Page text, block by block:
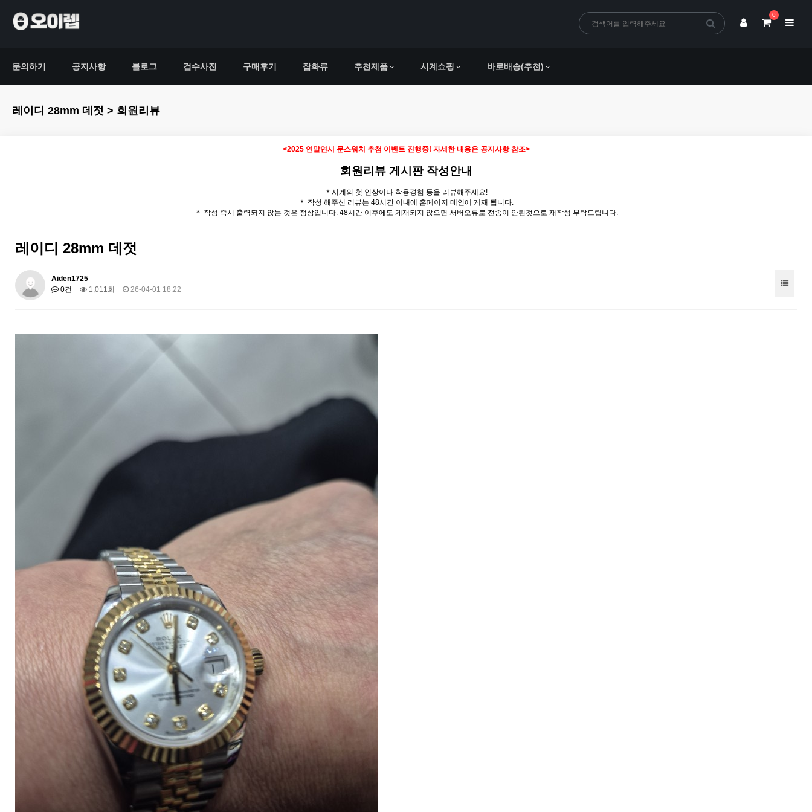
0
문의하기 공지사항 블로그 검수사진 구매후기 잡화류 추천제품 시계쇼핑 바로배송(추천)
레이디 28mm 데젓 > 회원리뷰
<2025 연말연시 문스워치 추첨 이벤트 진행중! 자세한 내용은 공지사항 참조>
회원리뷰 게시판 작성안내
＊시계의 첫 인상이나 착용경험 등을 리뷰해주세요!
＊ 작성 해주신 리뷰는 48시간 이내에 홈페이지 메인에 게재 됩니다.
＊ 작성 즉시 출력되지 않는 것은 정상입니다. 48시간 이후에도 게재되지 않으면 서버오류로 전송이 안된것으로 재작성 부탁드립니다.
레이디 28mm 데젓
Aiden1725
0건
1,011회 26-04-01 18:22